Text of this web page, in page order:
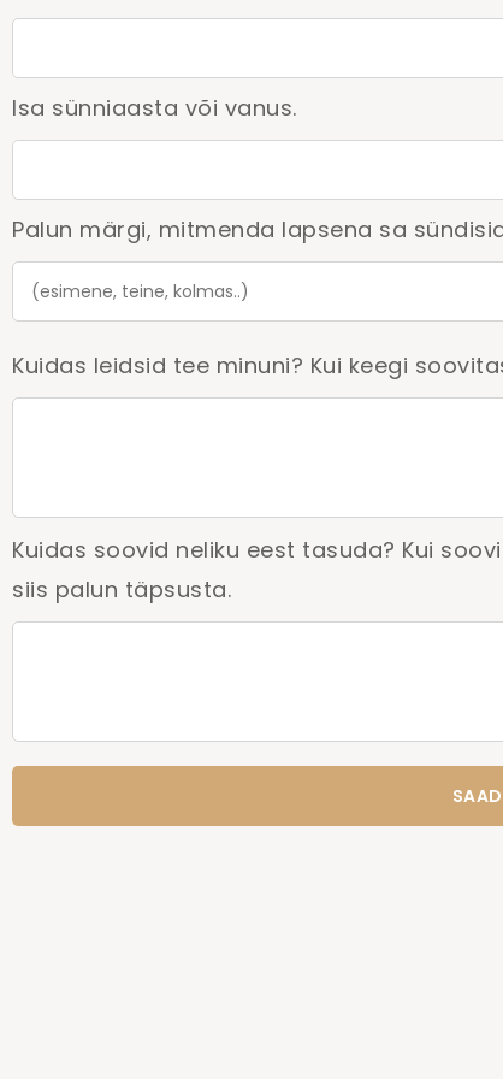
Isa sünniaasta või vanus.
Palun märgi, mitmenda lapsena sa
Kuidas leidsid tee minuni? Kui keegi
Kuidas soovid neliku eest tasuda? Kui
siis palun täpsusta.
Please leave this field empty.